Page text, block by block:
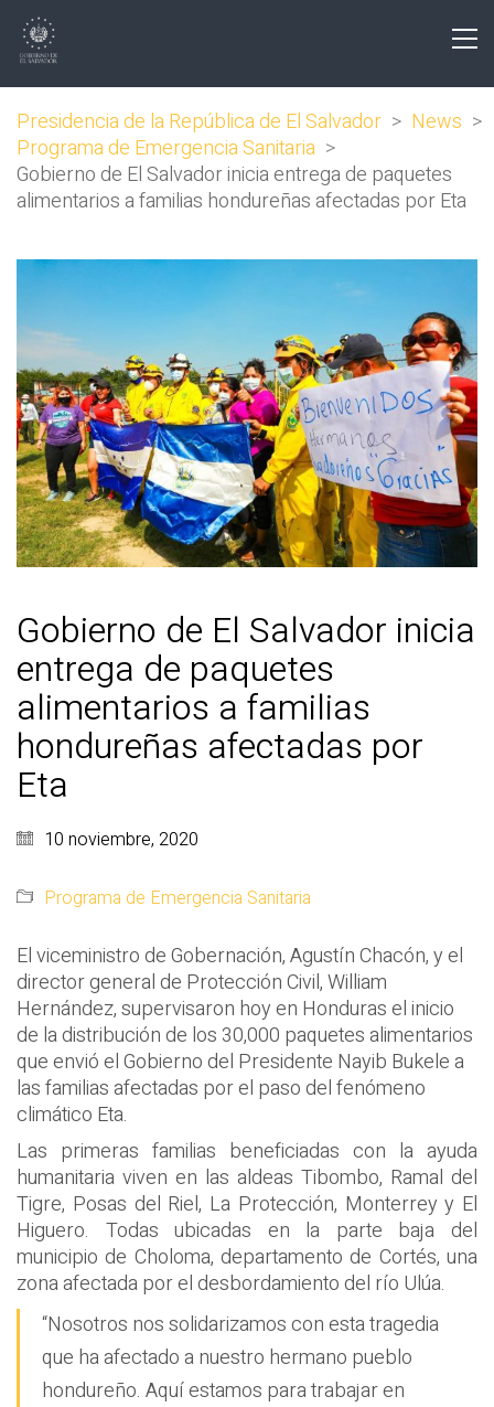
Presidencia de la República de El Salvador > News >
Programa de Emergencia Sanitaria >
Gobierno de El Salvador inicia entrega de paquetes
alimentarios a familias hondureñas afectadas por Eta
Gobierno de El Salvador inicia
entrega de paquetes
alimentarios a familias
hondureñas afectadas por
Eta
10 noviembre, 2020
Programa de Emergencia Sanitaria
El viceministro de Gobernación, Agustín Chacón, y el
director general de Protección Civil, William
Hernández, supervisaron hoy en Honduras el inicio
de la distribución de los 30,000 paquetes alimentarios
que envió el Gobierno del Presidente Nayib Bukele a
las familias afectadas por el paso del fenómeno
climático Eta.
Las primeras familias beneficiadas con la ayuda
humanitaria viven en las aldeas Tibombo, Ramal del
Tigre, Posas del Riel, La Protección, Monterrey y El
Higuero. Todas ubicadas en la parte baja del
municipio de Choloma, departamento de Cortés, una
zona afectada por el desbordamiento del río Ulúa.
“Nosotros nos solidarizamos con esta tragedia
que ha afectado a nuestro hermano pueblo
hondureño. Aquí estamos para trabajar en